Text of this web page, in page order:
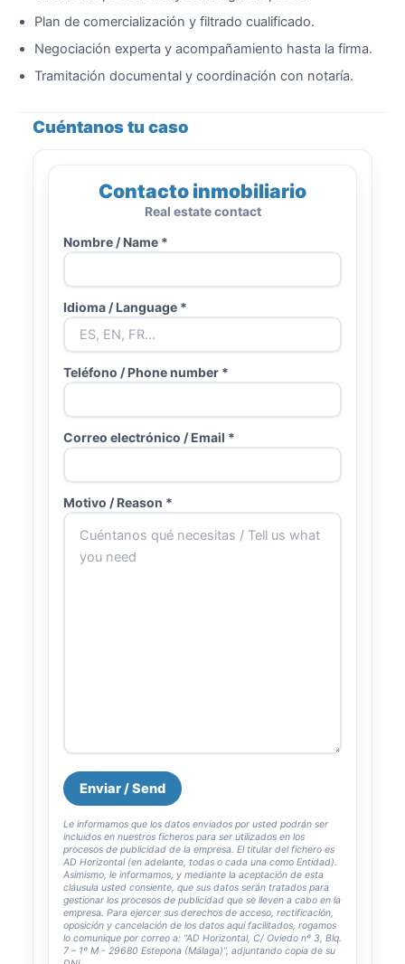
Plan de comercialización y filtrado cualificado.
Negociación experta y acompañamiento hasta la firma.
Tramitación documental y coordinación con notaría.
Cuéntanos tu caso
Contacto inmobiliario
Real estate contact
Nombre / Name *
Idioma / Language *
Teléfono / Phone number *
Correo electrónico / Email *
Motivo / Reason *
Le informamos que los datos enviados por usted podrán ser
incluidos en nuestros ficheros para ser utilizados en los
procesos de publicidad de la empresa. El titular del fichero es
AD Horizontal (en adelante, todas o cada una como Entidad).
Asimismo, le informamos, y mediante la aceptación de esta
cláusula usted consiente, que sus datos serán tratados para
gestionar los procesos de publicidad que se lleven a cabo en la
empresa. Para ejercer sus derechos de acceso, rectificación,
oposición y cancelación de los datos aquí facilitados, rogamos
lo comunique por correo a: “AD Horizontal, C/ Oviedo nº 3, Blq.
7 – 1º M - 29680 Estepona (Málaga)”, adjuntando copia de su